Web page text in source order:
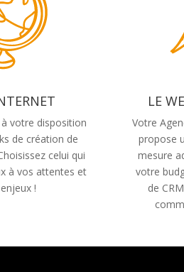
votre disposition
de création de
celui qui
à vos attentes et
!
LE
Votre
propose
mesure
votre
de